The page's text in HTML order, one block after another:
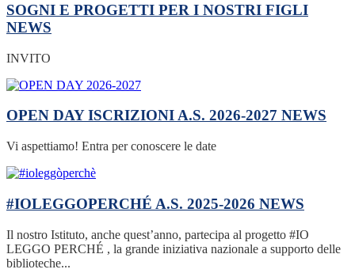
SOGNI E PROGETTI PER I NOSTRI FIGLI
NEWS
INVITO
OPEN DAY ISCRIZIONI A.S. 2026-2027 NEWS
Vi aspettiamo! Entra per conoscere le date
#IOLEGGOPERCHÉ A.S. 2025-2026 NEWS
Il nostro Istituto, anche quest’anno, partecipa al progetto #IO
LEGGO PERCHÉ , la grande iniziativa nazionale a supporto delle
biblioteche...